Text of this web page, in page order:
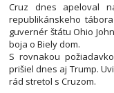
Cruz dnes apeloval
republikánskeho
guvernér štátu Ohio
boja o Biely dom.
S rovnakou
prišiel dnes aj Trump.
rád stretol s Cruzom.